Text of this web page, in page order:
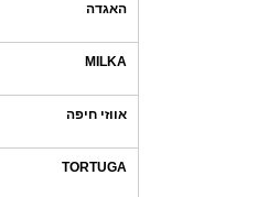
האגדה
MILKA
אווזי חיפה
TORTUGA